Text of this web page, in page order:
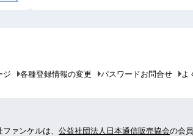
ジ 各種登録情報の変更 パスワードお問合せ よ
ァンケルは、 公益社団法人日本通信販売協会の会